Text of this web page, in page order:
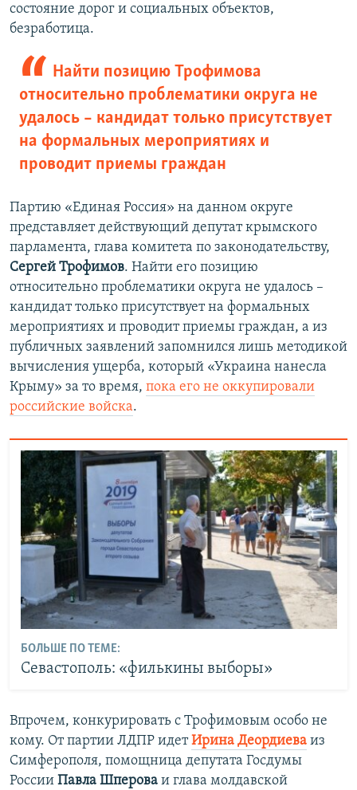
состояние дорог и социальных объектов,
безработица.
Найти позицию Трофимова
относительно проблематики округа не
удалось – кандидат только присутствует
на формальных мероприятиях и
проводит приемы граждан
Партию «Единая Россия» на данном округе
представляет действующий депутат крымского
парламента, глава комитета по законодательству,
Сергей Трофимов. Найти его позицию
относительно проблематики округа не удалось –
кандидат только присутствует на формальных
мероприятиях и проводит приемы граждан, а из
публичных заявлений запомнился лишь методикой
вычисления ущерба, который «Украина нанесла
Крыму» за то время, пока его не оккупировали
российские войска.
БОЛЬШЕ ПО ТЕМЕ:
Севастополь: «филькины выборы»
Впрочем, конкурировать с Трофимовым особо не
кому. От партии ЛДПР идетИрина Деордиева из
Симферополя, помощница депутата Госдумы
России Павла Шперова и глава молдавской